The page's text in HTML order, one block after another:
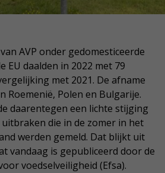
AVP onder gedomesticeerde
EU daalden in 2022 met 79
met 2021. De afname
Roemenië, Polen en Bulgarije.
daarentegen een lichte stijging
die in de zomer in het
werden gemeld. Dat blijkt uit
vandaag is gepubliceerd door de
voedselveiligheid (Efsa).